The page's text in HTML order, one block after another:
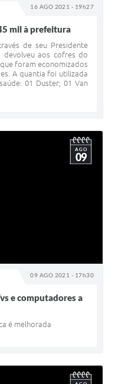
16 AGO 2021 - 19h27
mil à prefeitura
de seu Presidente
devolveu aos cofres do
foram economizados
A quantia foi utilizada
01 Duster; 01 Van
09 AGO 2021 - 17h30
AGO
09
e computadores a
é melhorada